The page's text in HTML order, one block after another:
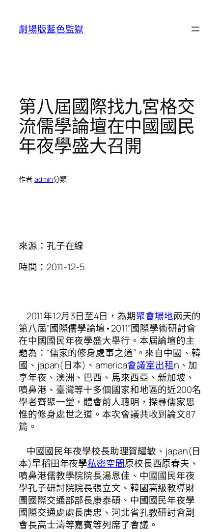
劇場版藍色監獄
第八屆國際找九宮格交
流儒學論壇在中國國民
年夜學盛大召開
作者:admin分類:
來源：孔子在線
時間：2011-12-5
2011年12月3日至4日，為期聚會場地兩天的
第八屆“國際儒學論壇•2011”國際學術研討會
在中國國民年夜學盛大舉行。本屆論壇的主
題為：“儒家的修身處事之道”。來自中國、韓
國、japan(日本)、america會議室出租n、加
拿年夜、澳洲、巴西、馬來西亞、新加坡、
噴鼻港、臺灣等十多個國家和地區的近200名
學者齊聚一堂，體會前人聰明，探尋儒家思
惟的修身處世之道。本次會議共收到論文87
篇。
中國國民年夜學校長助理賀耀敏、japan(日
本)早稻田年夜學私密空間原校長西原春夫、
噴鼻港儒教學院院長湯恩佳、中國國民年夜
學孔子研討院院長張立文、韓國高級教導財
團國際交通部部長康泰碩、中國國民年夜學
國際交通處處長唐忠、河北省孔教研討會副
會長高士濤等嘉賓等列席了會議。